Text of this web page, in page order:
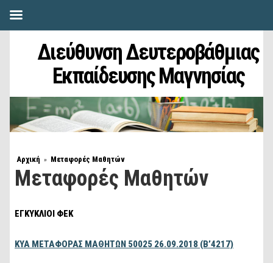
Διεύθυνση Δευτεροβάθμιας
Εκπαίδευσης Μαγνησίας
Αρχική » Μεταφορές Μαθητών
Μεταφορές Μαθητών
ΕΓΚΥΚΛΙΟΙ ΦΕΚ
ΚΥΑ ΜΕΤΑΦΟΡΑΣ ΜΑΘΗΤΩΝ 50025 26.09.2018 (Β’4217)